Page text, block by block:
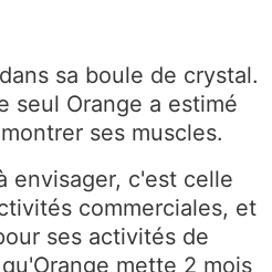
sa boule de crystal.
seul Orange a estimé
ses muscles.
envisager, c'est celle
commerciales, et
ses activités de
mette 2 mois